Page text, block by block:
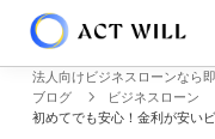
法人向けビジネスローンなら
ブログ
ビジネスローン
初めてでも安心！金利が安い